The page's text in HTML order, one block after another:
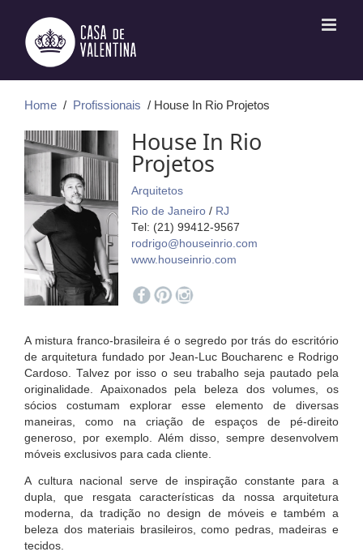
conteúdo
Home / Profissionais / House In Rio Projetos
House In Rio
Projetos
Arquitetos
Rio de Janeiro / RJ
Tel: (21) 99412-9567
rodrigo@houseinrio.com
www.houseinrio.com
A mistura franco-brasileira é o segredo por trás do escritório
de arquitetura fundado por Jean-Luc Boucharenc e Rodrigo
Cardoso. Talvez por isso o seu trabalho seja pautado pela
originalidade. Apaixonados pela beleza dos volumes, os
sócios costumam explorar esse elemento de diversas
maneiras, como na criação de espaços de pé-direito
generoso, por exemplo. Além disso, sempre desenvolvem
móveis exclusivos para cada cliente.
A cultura nacional serve de inspiração constante para a
dupla, que resgata características da nossa arquitetura
moderna, da tradição no design de móveis e também a
beleza dos materiais brasileiros, como pedras, madeiras e
tecidos.